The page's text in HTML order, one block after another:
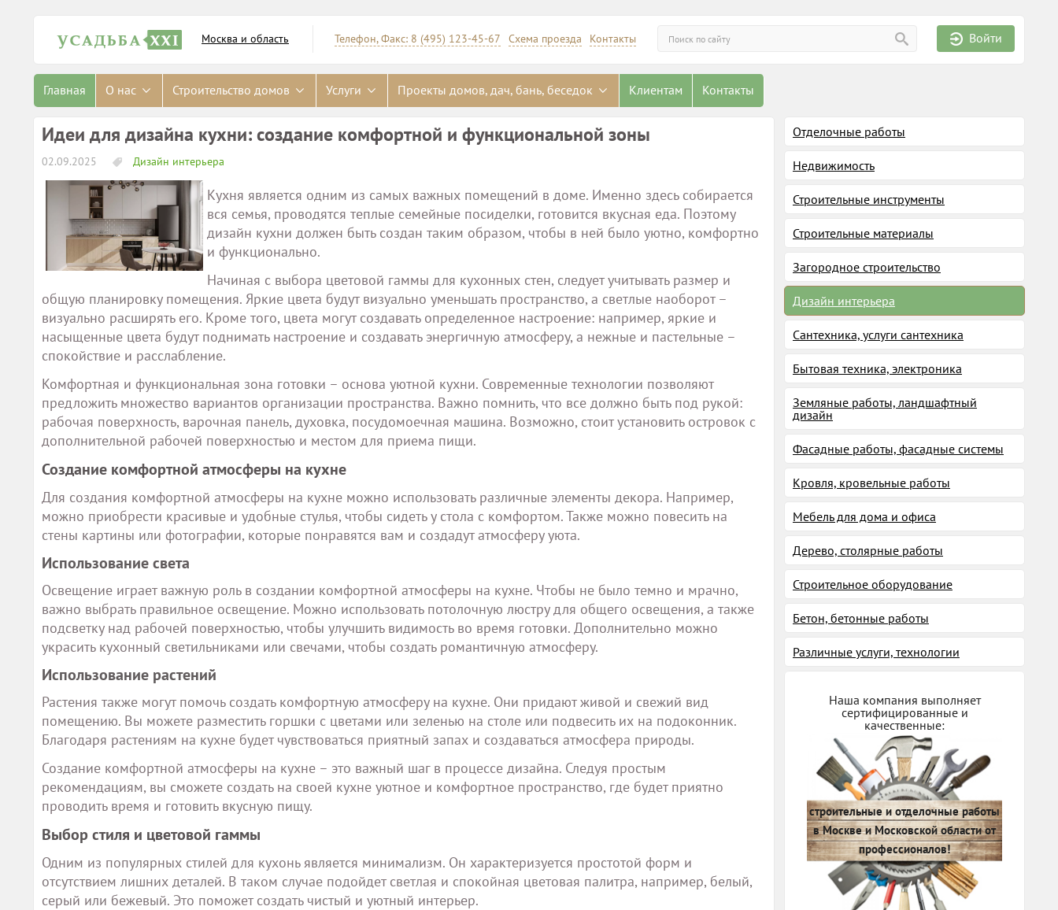
Войти
Искать
Телефон, Факс: 8 (495) 123-45-67 Схема проезда Контакты
Москва и область
Главная О нас Строительство домов Услуги Проекты домов, дач, бань, беседок Клиентам Контакты
Идеи для дизайна кухни: создание комфортной и функциональной зоны
02.09.2025 Дизайн интерьера
Кухня является одним из самых важных помещений в доме. Именно здесь собирается
вся семья, проводятся теплые семейные посиделки, готовится вкусная еда. Поэтому
дизайн кухни должен быть создан таким образом, чтобы в ней было уютно, комфортно
и функционально.
Начиная с выбора цветовой гаммы для кухонных стен, следует учитывать размер и
общую планировку помещения. Яркие цвета будут визуально уменьшать пространство, а светлые наоборот –
визуально расширять его. Кроме того, цвета могут создавать определенное настроение: например, яркие и
насыщенные цвета будут поднимать настроение и создавать энергичную атмосферу, а нежные и пастельные –
спокойствие и расслабление.
Комфортная и функциональная зона готовки – основа уютной кухни. Современные технологии позволяют
предложить множество вариантов организации пространства. Важно помнить, что все должно быть под рукой:
рабочая поверхность, варочная панель, духовка, посудомоечная машина. Возможно, стоит установить островок с
дополнительной рабочей поверхностью и местом для приема пищи.
Создание комфортной атмосферы на кухне
Для создания комфортной атмосферы на кухне можно использовать различные элементы декора. Например,
можно приобрести красивые и удобные стулья, чтобы сидеть у стола с комфортом. Также можно повесить на
стены картины или фотографии, которые понравятся вам и создадут атмосферу уюта.
Использование света
Освещение играет важную роль в создании комфортной атмосферы на кухне. Чтобы не было темно и мрачно,
важно выбрать правильное освещение. Можно использовать потолочную люстру для общего освещения, а также
подсветку над рабочей поверхностью, чтобы улучшить видимость во время готовки. Дополнительно можно
украсить кухонный светильниками или свечами, чтобы создать романтичную атмосферу.
Использование растений
Растения также могут помочь создать комфортную атмосферу на кухне. Они придают живой и свежий вид
помещению. Вы можете разместить горшки с цветами или зеленью на столе или подвесить их на подоконник.
Благодаря растениям на кухне будет чувствоваться приятный запах и создаваться атмосфера природы.
Создание комфортной атмосферы на кухне – это важный шаг в процессе дизайна. Следуя простым
рекомендациям, вы сможете создать на своей кухне уютное и комфортное пространство, где будет приятно
проводить время и готовить вкусную пищу.
Выбор стиля и цветовой гаммы
Одним из популярных стилей для кухонь является минимализм. Он характеризуется простотой форм и
отсутствием лишних деталей. В таком случае подойдет светлая и спокойная цветовая палитра, например, белый,
серый или бежевый. Это поможет создать чистый и уютный интерьер.
Отделочные работы
Недвижимость
Строительные инструменты
Строительные материалы
Загородное строительство
Дизайн интерьера
Сантехника, услуги сантехника
Бытовая техника, электроника
Земляные работы, ландшафтный
дизайн
Фасадные работы, фасадные системы
Кровля, кровельные работы
Мебель для дома и офиса
Дерево, столярные работы
Строительное оборудование
Бетон, бетонные работы
Различные услуги, технологии
Наша компания выполняет
сертифицированные и
качественные:
строительные и отделочные работы
в Москве и Московской области от
профессионалов!